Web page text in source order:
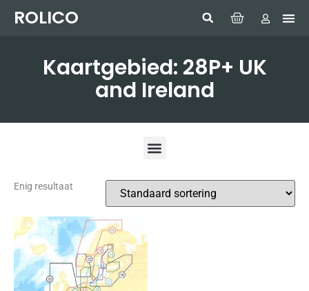
ROLICO
Kaartgebied: 28P+ UK
and Ireland
Enig resultaat